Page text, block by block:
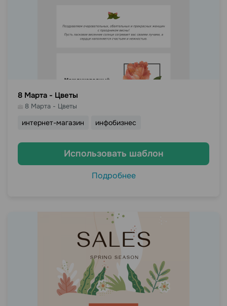
8 Марта - Цветы
8 Марта - Цветы
интернет-магазин инфобизнес
Использовать шаблон
Подробнее